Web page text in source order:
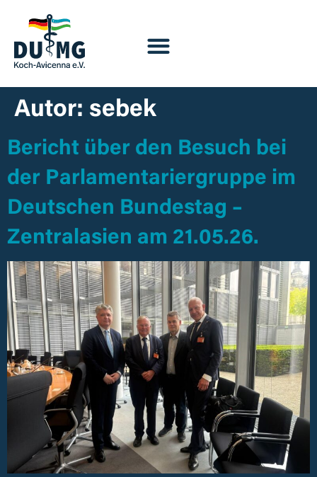
Autor: sebek
Bericht über den Besuch bei
der Parlamentariergruppe im
Deutschen Bundestag –
Zentralasien am 21.05.26.